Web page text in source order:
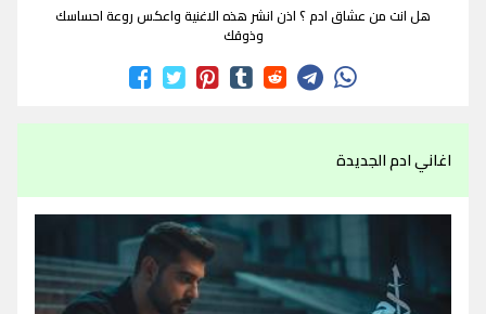
هل انت من عشاق ادم ؟ اذن انشر هذه الاغنية واعكس روعة احساسك
وذوقك
اغاني ادم الجديدة